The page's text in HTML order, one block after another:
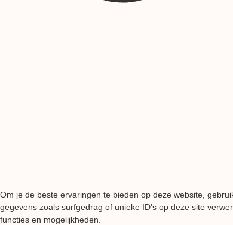
Om je de beste ervaringen te bieden op deze website,
gegevens zoals surfgedrag of unieke ID's op deze site
functies en mogelijkheden.